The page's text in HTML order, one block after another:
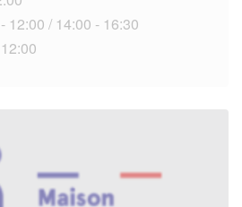
12:00 / 14:00 - 16:30